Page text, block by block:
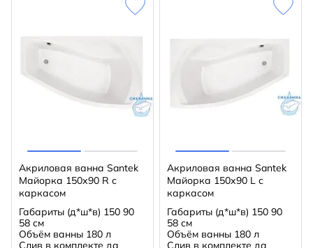
Акриловая ванна Santek
Майорка 150х90 R с
каркасом
Габариты (д*ш*в) 150 90
58 см
Объём ванны 180 л
Слив в комплекте да
Акриловая ванна Santek
Майорка 150х90 L с
каркасом
Габариты (д*ш*в) 150 90
58 см
Объём ванны 180 л
Слив в комплекте да